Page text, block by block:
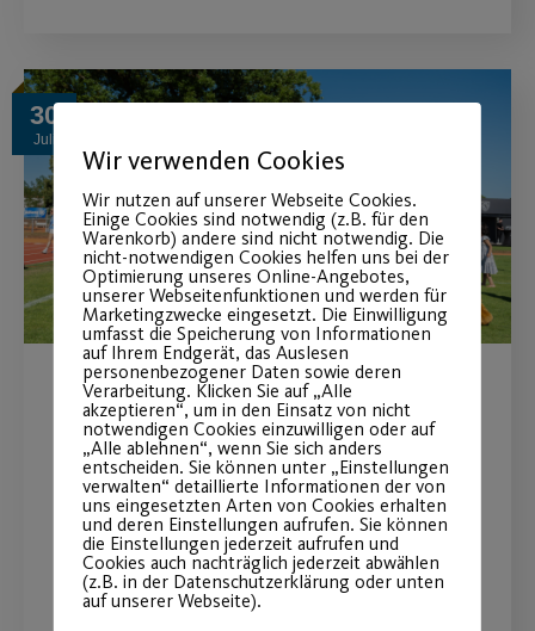
30
Juli
Post SV beim Bewegungstag
„Ball“
am 16.08.2026 auf der Wöhrder Wiese
WEITERLESEN
Wir verwenden Cookies
Wir nutzen auf unserer Webseite Cookies.
Einige Cookies sind notwendig (z.B. für den
Warenkorb) andere sind nicht notwendig. Die
nicht-notwendigen Cookies helfen uns bei der
Optimierung unseres Online-Angebotes,
unserer Webseitenfunktionen und werden für
Marketingzwecke eingesetzt. Die Einwilligung
umfasst die Speicherung von Informationen
auf Ihrem Endgerät, das Auslesen
personenbezogener Daten sowie deren
Verarbeitung. Klicken Sie auf „Alle
akzeptieren“, um in den Einsatz von nicht
notwendigen Cookies einzuwilligen oder auf
„Alle ablehnen“, wenn Sie sich anders
entscheiden. Sie können unter „Einstellungen
verwalten“ detaillierte Informationen der von
uns eingesetzten Arten von Cookies erhalten
und deren Einstellungen aufrufen. Sie können
die Einstellungen jederzeit aufrufen und
Cookies auch nachträglich jederzeit abwählen
(z.B. in der Datenschutzerklärung oder unten
auf unserer Webseite).